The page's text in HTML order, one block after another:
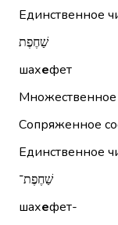
Единственное
שַׁחֶפֶת
шахефет
Множественное
Сопряженное
Единственное
שַׁחֶפֶת־
шахефет-